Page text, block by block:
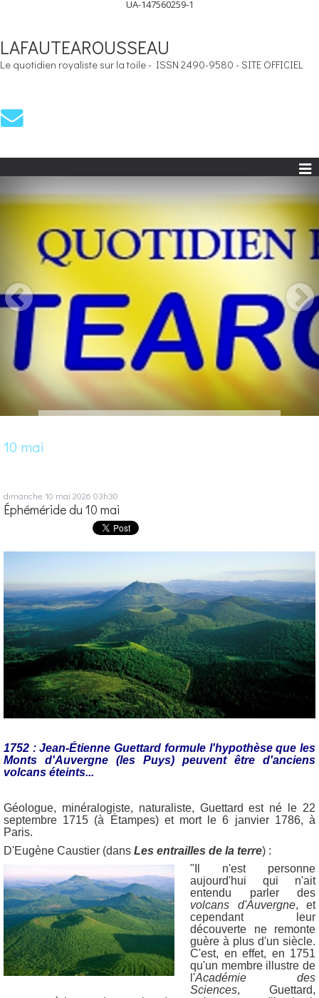
UA-147560259-1
LAFAUTEAROUSSEAU
Le quotidien royaliste sur la toile - ISSN 2490-9580 - SITE OFFICIEL
10 mai
dimanche 10 mai 2026 03h30
Éphéméride du 10 mai
1752 : Jean-Étienne Guettard formule l'hypothèse que les
Monts d'Auvergne (les Puys) peuvent être d'anciens
volcans éteints...
Géologue, minéralogiste, naturaliste, Guettard est né le 22
septembre 1715 (à Étampes) et mort le 6 janvier 1786, à
Paris.
D'Eugène Caustier (dans Les entrailles de la terre) :
"Il n'est personne
aujourd'hui qui n'ait
entendu parler des
volcans d'Auvergne, et
cependant leur
découverte ne remonte
guère à plus d'un siècle.
C'est, en effet, en 1751
qu'un membre illustre de
l'Académie des
Sciences, Guettard,